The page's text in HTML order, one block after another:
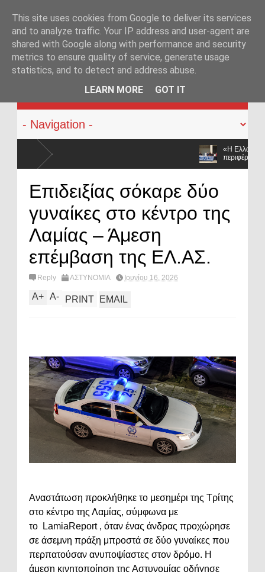
KATEHACKER
«Η Ελλάδα δεν είναι μόνο η Αθήνα»: Ηχηρό
Αθήνα»
Επιδειξίας σόκαρε δύο
γυναίκες στο κέντρο της
Λαμίας – Άμεση
επέμβαση της ΕΛ.ΑΣ.
Reply ΑΣΤΥΝΟΜΙΑ Ιουνίου 16, 2026
A+ A- PRINT EMAIL
Αναστάτωση προκλήθηκε το μεσημέρι της Τρίτης
στο κέντρο της Λαμίας, σύμφωνα με
το LamiaReport , όταν ένας άνδρας προχώρησε
σε άσεμνη πράξη μπροστά σε δύο γυναίκες που
περπατούσαν ανυποψίαστες στον δρόμο. Η
άμεση κινητοποίηση της Αστυνομίας οδήγησε
This site uses cookies from Google to deliver its services
and to analyze traffic. Your IP address and user-agent are
shared with Google along with performance and security
metrics to ensure quality of service, generate usage
statistics, and to detect and address abuse.
LEARN MORE
GOT IT